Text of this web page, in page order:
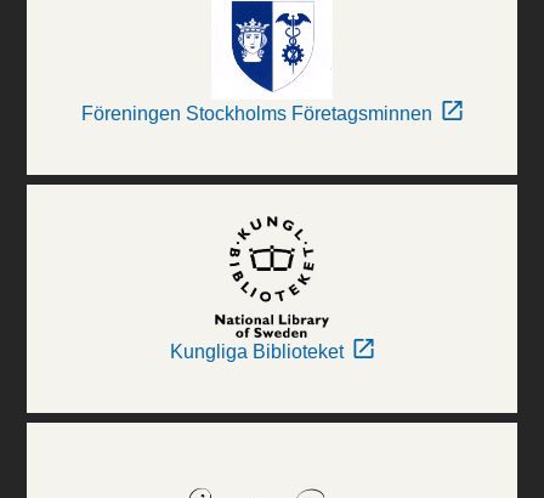
Föreningen Stockholms Företagsminnen
Kungliga Biblioteket